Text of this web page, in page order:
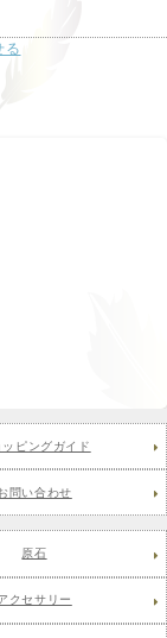
る
ッピングガイド
問い合わせ
原石
クセサリー